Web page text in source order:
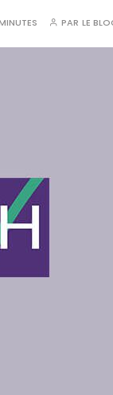
PAR LE